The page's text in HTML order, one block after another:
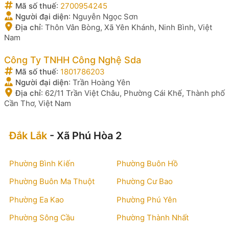
Mã số thuế: 2700954245
Người đại diện: Nguyễn Ngọc Sơn
Địa chỉ: Thôn Vân Bòng, Xã Yên Khánh, Ninh Bình, Việt
Nam
Công Ty TNHH Công Nghệ Sda
Mã số thuế: 1801786203
Người đại diện: Trần Hoàng Yên
Địa chỉ: 62/11 Trần Việt Châu, Phường Cái Khế, Thành phố
Cần Thơ, Việt Nam
Đắk Lắk - Xã Phú Hòa 2
Phường Bình Kiến
Phường Buôn Hồ
Phường Buôn Ma Thuột
Phường Cư Bao
Phường Ea Kao
Phường Phú Yên
Phường Sông Cầu
Phường Thành Nhất